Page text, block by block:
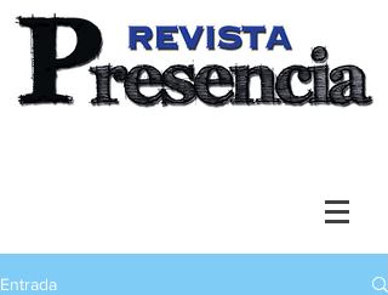
Entrada